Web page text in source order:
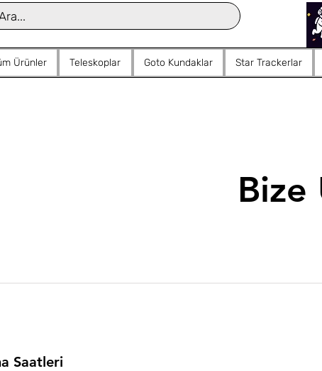
Ürünler Teleskoplar Goto Kundaklar Star Trackerlar
Bize
Saatleri